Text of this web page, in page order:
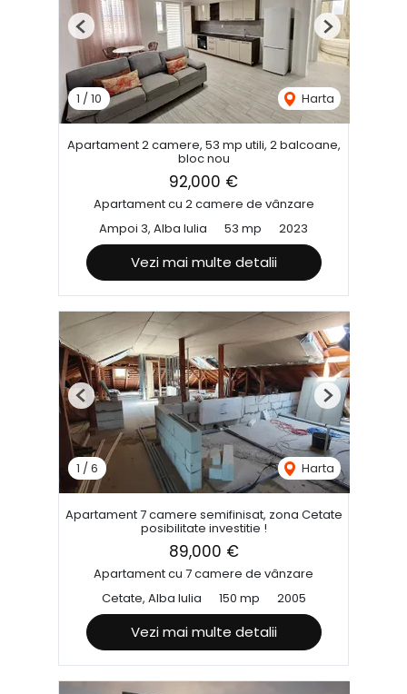
1 /10 Harta
Previous Next
Apartament 2 camere, 53 mp utili, 2 balcoane,
bloc nou
92,000 €
Apartament cu 2 camere de vânzare
Ampoi 3, Alba Iulia
53 mp 2023
Vezi mai multe detalii
1 /6 Harta
Previous Next
Apartament 7 camere semifinisat, zona Cetate
posibilitate investitie !
89,000 €
Apartament cu 7 camere de vânzare
Cetate, Alba Iulia
150 mp 2005
Vezi mai multe detalii